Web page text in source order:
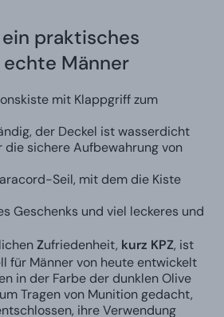
praktisches
Männer
mit Klappgriff zum
der Deckel ist wasserdicht
die sichere Aufbewahrung von
Seil, mit dem die Kiste
Geschenks und viel leckeres und
Zufriedenheit, kurz KPZ, ist
für Männer von heute entwickelt
in der Farbe der dunklen Olive
Tragen von Munition gedacht,
ihre Verwendung